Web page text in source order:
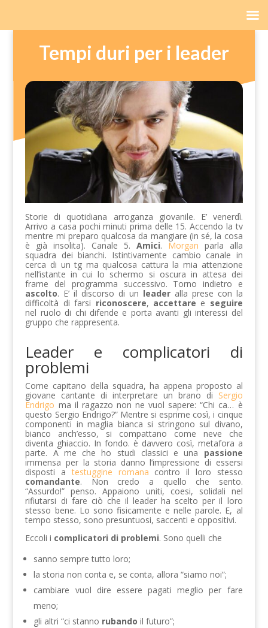
Tempi duri per i leader
Storie di quotidiana arroganza giovanile. E’ venerdì.
Arrivo a casa pochi minuti prima delle 15. Accendo la tv
mentre mi preparo qualcosa da mangiare (in sé, la cosa
è già insolita). Canale 5. Amici. Morgan parla alla
squadra dei bianchi. Istintivamente cambio canale in
cerca di un tg ma qualcosa cattura la mia attenzione
nell’istante in cui lo schermo si oscura in attesa dei
frame del programma successivo. Torno indietro e
ascolto. E’ il discorso di un leaderalla prese con la
difficoltà di farsi riconoscere, accettare e seguire
nel ruolo di chi difende e porta avanti gli interessi del
gruppo che rappresenta.
Leader e complicatori di
problemi
Come capitano della squadra, ha appena proposto al
giovane cantante di interpretare un brano di Sergio
Endrigo ma il ragazzo non ne vuol sapere: “Chi ca… è
questo Sergio Endrigo?” Mentre si esprime così, i cinque
componenti in maglia bianca si stringono sul divano,
bianco anch’esso, si compattano come neve che
diventa ghiaccio. In fondo. è davvero così, metafora a
parte. A me che ho studi classici e una passione
immensa per la storia danno l’impressione di essersi
disposti atestuggine romana contro il loro stesso
comandante. Non credo a quello che sento.
“Assurdo!” penso. Appaiono uniti, coesi, solidali nel
rifiutarsi di fare ciò che il leader ha scelto per il loro
stesso bene. Lo sono fisicamente e nelle parole. E, al
tempo stesso, sono presuntuosi, saccenti e oppositivi.
Eccoli i complicatori di problemi. Sono quelli che
sanno sempre tutto loro;
la storia non conta e, se conta, allora “siamo noi”;
cambiare vuol dire essere pagati meglio per fare
meno;
gli altri “ci stanno rubando il futuro”;